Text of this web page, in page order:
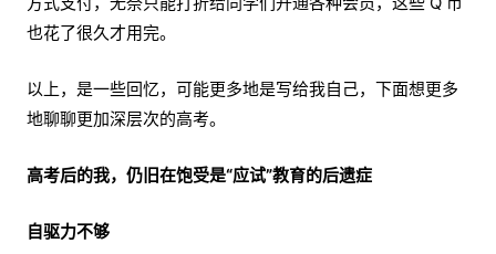
也花了很久才用完。
以上，是一些回忆，可能更多地是写给我自己，下面想更多
地聊聊更加深层次的高考。
高考后的我，仍旧在饱受是“应试”教育的后遗症
自驱力不够